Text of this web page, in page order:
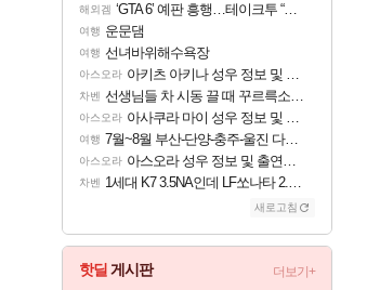
해외겜 ‘GTA 6’ 예판 흥행…테이크투 “내부 예상 크게 넘어”
여행 운문댐
여행 선녀바위해수욕장
아스오라 아키츠 아키나 성우 정보 및 주요 필모
차벤 선생님들 차 시동 끌 때 꾸르륵소리나는데
아스오라 아사쿠라 마이 성우 정보 및 주요 필모
여행 7월~8월 부산-단양-충주-울진 다녀왔어요~
아스오라 아스오라 성우 정보 및 출연작 모음
차벤 1세대 K7 3.5NA인데 LF쏘나타 2.0NA 기변하면 유류비 절약이 얼마나 될까요..?
새로고침
핫딜 게시판 더보기+